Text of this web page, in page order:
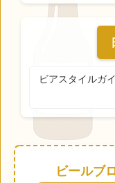
ビアスタイルガ
ビールブ